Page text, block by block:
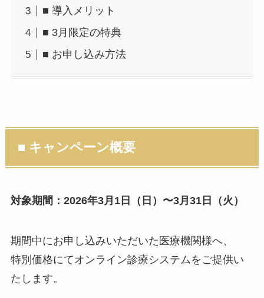
■ 導入メリット
■ 3月限定の特典
■ お申し込み方法
■ キャンペーン概要
対象期間：2026年3月1日（日）〜3月31日（火）
期間中にお申し込みいただいた医療機関様へ、
特別価格にてオンライン診療システムをご提供い
たします。